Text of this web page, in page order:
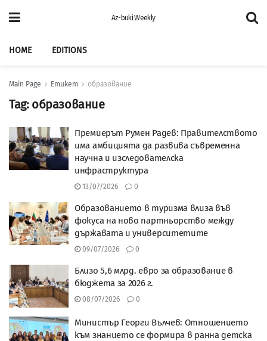
Az-buki Weekly
HOME EDITIONS
Main Page Етикет образование
Tag: образование
Премиерът Румен Радев: Правителството
има амбицията да развива съвременна
научна и изследователска
инфраструктура
13/07/2026 0
Образованието в туризма влиза във
фокуса на ново партньорство между
държавата и университетите
09/07/2026 0
Близо 5,6 млрд. евро за образование в
бюджета за 2026 г.
08/07/2026 0
Министър Георги Вълчев: Отношението
към знанието се формира в ранна детска